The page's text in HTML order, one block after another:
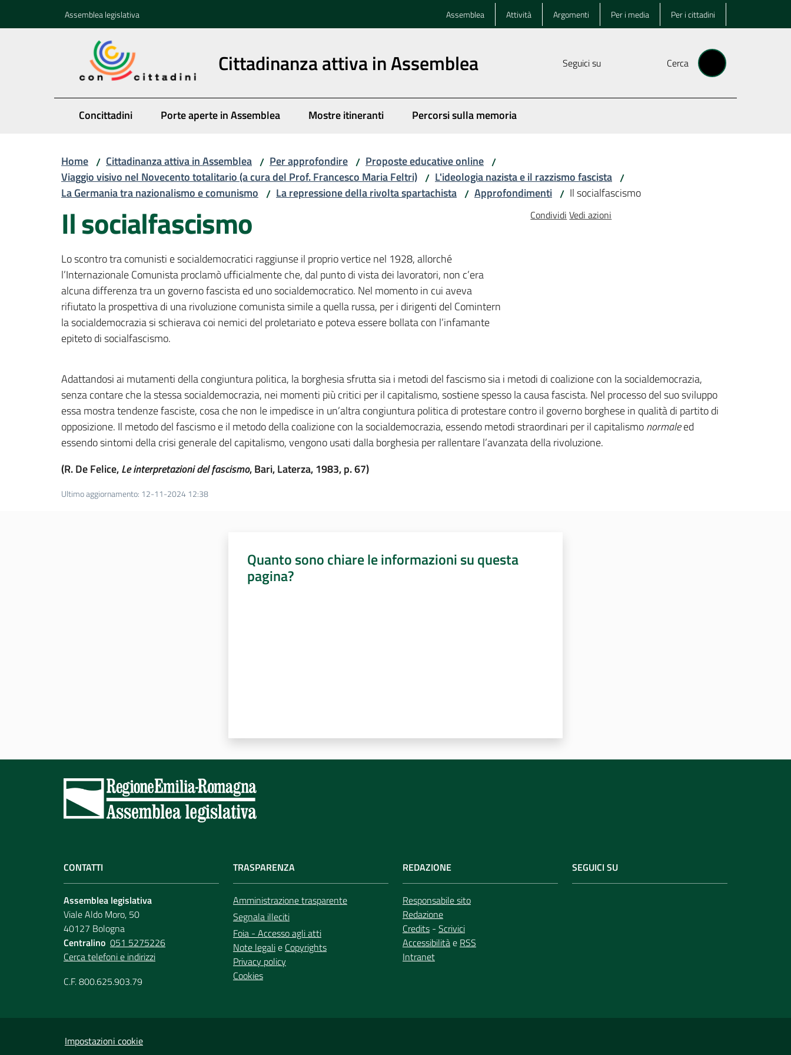
Assemblea legislativa Assemblea Attività Argomenti Per i media Per i cittadini
Cittadinanza attiva in Assemblea Seguici su Cerca
Concittadini Porte aperte in Assemblea Mostre itineranti Percorsi sulla memoria
Home / Cittadinanza attiva in Assemblea / Per approfondire / Proposte educative online /
Viaggio visivo nel Novecento totalitario (a cura del Prof. Francesco Maria Feltri) / L'ideologia nazista e il razzismo fascista /
La Germania tra nazionalismo e comunismo / La repressione della rivolta spartachista / Approfondimenti / Il socialfascismo
Il socialfascismo
Lo scontro tra comunisti e socialdemocratici raggiunse il proprio vertice nel 1928, allorché
l’Internazionale Comunista proclamò ufficialmente che, dal punto di vista dei lavoratori, non c’era
alcuna differenza tra un governo fascista ed uno socialdemocratico. Nel momento in cui aveva
rifiutato la prospettiva di una rivoluzione comunista simile a quella russa, per i dirigenti del Comintern
la socialdemocrazia si schierava coi nemici del proletariato e poteva essere bollata con l’infamante
epiteto di socialfascismo.
Condividi Vedi azioni
Adattandosi ai mutamenti della congiuntura politica, la borghesia sfrutta sia i metodi del fascismo sia i metodi di coalizione con la socialdemocrazia,
senza contare che la stessa socialdemocrazia, nei momenti più critici per il capitalismo, sostiene spesso la causa fascista. Nel processo del suo sviluppo
essa mostra tendenze fasciste, cosa che non le impedisce in un’altra congiuntura politica di protestare contro il governo borghese in qualità di partito di
opposizione. Il metodo del fascismo e il metodo della coalizione con la socialdemocrazia, essendo metodi straordinari per il capitalismonormaleed
essendo sintomi della crisi generale del capitalismo, vengono usati dalla borghesia per rallentare l’avanzata della rivoluzione.
(R. De Felice,Le interpretazioni del fascismo, Bari, Laterza, 1983, p. 67)
Ultimo aggiornamento: 12-11-2024 12:38
Quanto sono chiare le informazioni su questa
pagina?
CONTATTI
Assemblea legislativa
Viale Aldo Moro, 50
40127 Bologna
Centralino 051 5275226
Cerca telefoni e indirizzi
C.F. 800.625.903.79
TRASPARENZA
Amministrazione trasparente
Segnala illeciti
Foia - Accesso agli atti
Note legalie Copyrights
Privacy policy
Cookies
REDAZIONE
Responsabile sito
Redazione
Credits - Scrivici
Accessibilitàe RSS
Intranet
SEGUICI SU
Impostazioni cookie